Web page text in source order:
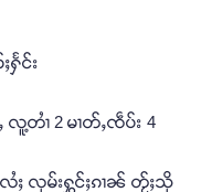
ႁႅင်း
လူ့တၢႆ 2 မၢတ်ႇၸဵပ်း 4
ႈ လုမ်းႁွင်ႈၵၢၼ် တႂ်ႈသို